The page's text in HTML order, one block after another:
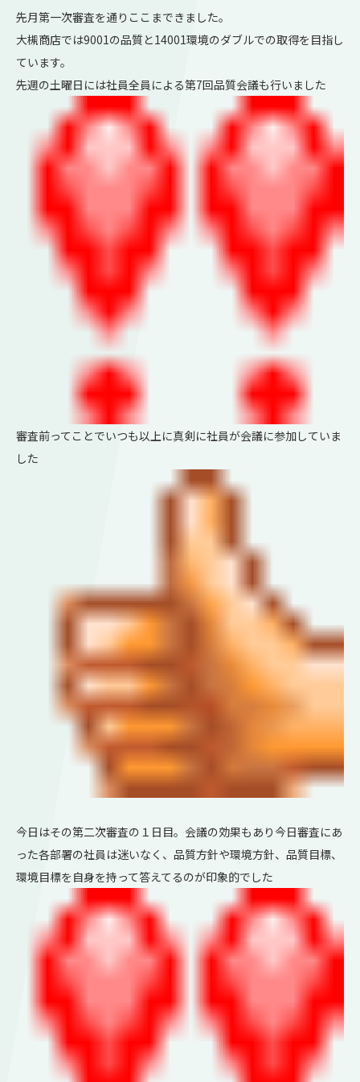
先月第一次審査を通りここまできました。
大槻商店では9001の品質と14001環境のダブルでの取得を目指し
ています。
先週の土曜日には社員全員による第7回品質会議も行いました
審査前ってことでいつも以上に真剣に社員が会議に参加していま
した
今日はその第二次審査の１日目。会議の効果もあり今日審査にあ
った各部署の社員は迷いなく、品質方針や環境方針、品質目標、
環境目標を自身を持って答えてるのが印象的でした